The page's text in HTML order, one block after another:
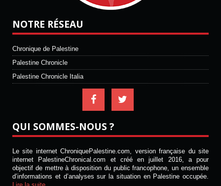
NOTRE RÉSEAU
Chronique de Palestine
Palestine Chronicle
Palestine Chronicle Italia
QUI SOMMES-NOUS ?
Le site internet ChroniquePalestine.com, version française du site
internet PalestineChronical.com et créé en juillet 2016, a pour
objectif de mettre à disposition du public francophone, un ensemble
d’informations et d’analyses sur la situation en Palestine occupée.